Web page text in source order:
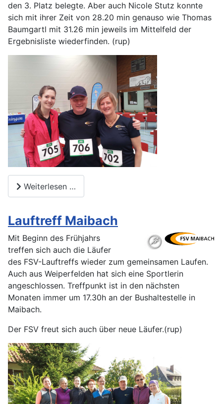
den 3. Platz belegte. Aber auch Nicole Stutz konnte
sich mit ihrer Zeit von 28.20 min genauso wie Thomas
Baumgartl mit 31.26 min jeweils im Mittelfeld der
Ergebnisliste wiederfinden. (rup)
Weiterlesen …
Lauftreff Maibach
Mit Beginn des Frühjahrs
treffen sich auch die Läufer
des FSV-Lauftreffs wieder zum gemeinsamen Laufen.
Auch aus Weiperfelden hat sich eine Sportlerin
angeschlossen. Treffpunkt ist in den nächsten
Monaten immer um 17.30h an der Bushaltestelle in
Maibach.
Der FSV freut sich auch über neue Läufer.(rup)